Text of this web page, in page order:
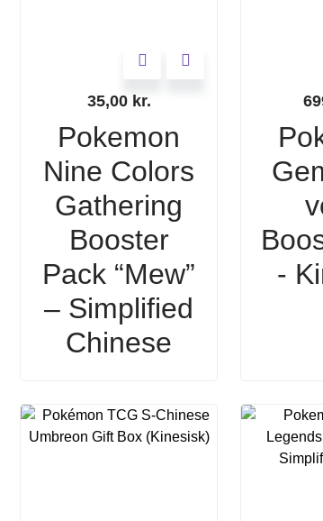
35,00 kr.
Pokemon
Nine Colors
Gathering
Booster
Pack “Mew”
– Simplified
Chinese
-